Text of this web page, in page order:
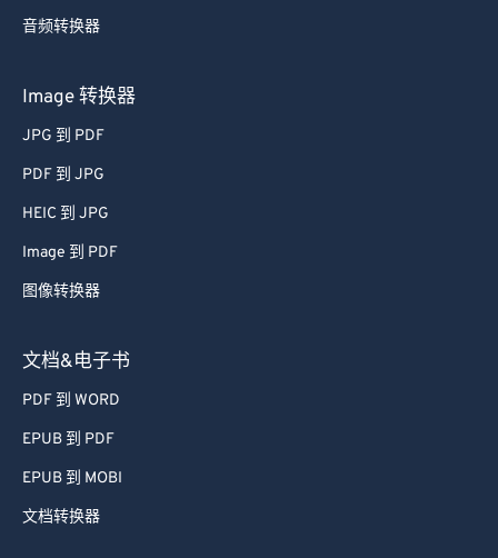
音频转换器
Image 转换器
JPG 到 PDF
PDF 到 JPG
HEIC 到 JPG
Image 到 PDF
图像转换器
文档&电子书
PDF 到 WORD
EPUB 到 PDF
EPUB 到 MOBI
文档转换器